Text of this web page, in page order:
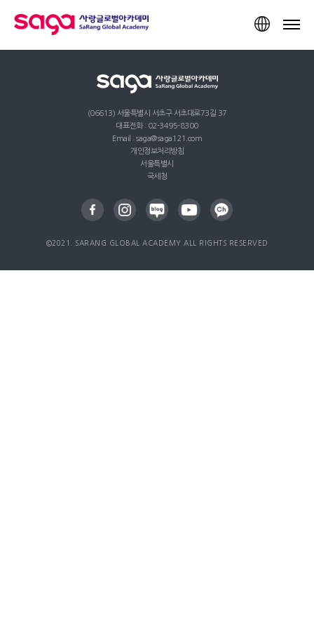
TOP
(06613) 서울특별시 서초구 서초대로73길 37
대표전화 : 02-3495-8300
Email : saga@saga121.com
개인정보처리방침
서울특별시
국세청
©2021. SARANG GLOBAL ACADEMY ALL RIGHTS RESERVED